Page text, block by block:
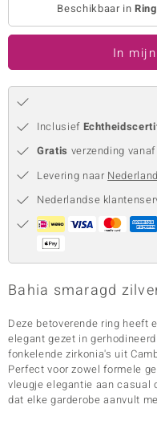
Collection
Beschikbaar in
In
Inclusief
Gratis verzending
Levering naar Nederland
Nederlandse
Bahia smaragd
Deze betoverende ring heeft
elegant gezet in
fonkelende zirkonia's uit
Perfect voor zowel formele
vleugje elegantie aan
dat elke garderobe aanvult